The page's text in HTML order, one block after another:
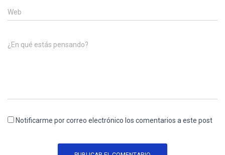
Web
¿En qué estás pensando?
Notificarme por correo electrónico los comentarios a este post